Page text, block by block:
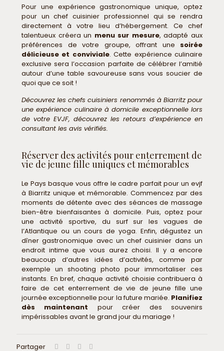
Pour une expérience gastronomique unique, optez
pour un chef cuisinier professionnel qui se rendra
directement à votre lieu d’hébergement. Ce chef
talentueux créera un menu sur mesure, adapté aux
préférences de votre groupe, offrant une soirée
délicieuse et conviviale. Cette expérience culinaire
exclusive sera l’occasion parfaite de célébrer l’amitié
autour d’une table savoureuse sans vous soucier de
quoi que ce soit !
Découvrez les chefs cuisiniers renommés à Biarritz pour
une expérience culinaire à domicile exceptionnelle lors
de votre EVJF, découvrez les retours d’expérience en
consultant les avis vérifiés.
Réserver des activités pour enterrement de
vie de jeune fille uniques et mémorables
Le Pays basque vous offre le cadre parfait pour un evjf
à Biarritz unique et mémorable. Commencez par des
moments de détente avec des séances de massage
bien-être bienfaisantes à domicile. Puis, optez pour
une activité sportive, du surf sur les vagues de
l’Atlantique ou un cours de yoga. Enfin, dégustez un
dîner gastronomique avec un chef cuisinier dans un
endroit intime que vous aurez choisi. Il y a encore
beaucoup d’autres idées d’activités, comme par
exemple un shooting photo pour immortaliser ces
instants. En bref, chaque activité choisie contribuera à
faire de cet enterrement de vie de jeune fille une
journée exceptionnelle pour la future mariée. Planifiez
dès maintenant pour créer des souvenirs
impérissables avant le grand jour du mariage !
Partager